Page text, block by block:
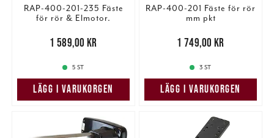
RAP-400-201-235 Fäste
för rör & Elmotor.
1 589,00 kr
1 589,00 kr
5 ST
LÄGG I VARUKORGEN
RAP-400-201 Fäste för rör
mm pkt
1 749,00 kr
1 749,00 kr
3 ST
LÄGG I VARUKORGEN